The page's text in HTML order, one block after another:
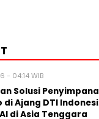
- 04:14 WIB
Solusi
di Ajang DTI
di Asia Tenggara